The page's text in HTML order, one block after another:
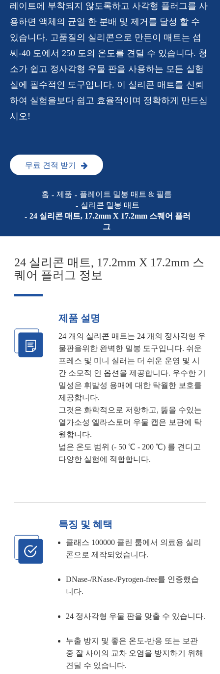
레이트에 부착되지 않도록하고 사각형 플러그를 사
용하면 액체의 균일 한 분배 및 제거를 달성 할 수
있습니다. 고품질의 실리콘으로 만든이 매트는 섭
씨-40 도에서 250 도의 온도를 견딜 수 있습니다. 청
소가 쉽고 정사각형 우물 판을 사용하는 모든 실험
실에 필수적인 도구입니다. 이 실리콘 매트를 신뢰
하여 실험을보다 쉽고 효율적이며 정확하게 만드십
시오!
무료 견적 받기
홈 제품
플레이트 밀봉 매트 & 필름
실리콘 밀봉 매트
24 실리콘 매트, 17.2mm X 17.2mm 스퀘어 플러
그
24 실리콘 매트, 17.2mm X 17.2mm 스
퀘어 플러그 정보
제품 설명
24 개의 실리콘 매트는 24 개의 정사각형 우
물판을위한 완벽한 밀봉 도구입니다. 쉬운
프레스 및 미니 실러는 더 쉬운 운영 및 시
간 소모적 인 옵션을 제공합니다. 우수한 기
밀성은 휘발성 용매에 대한 탁월한 보호를
제공합니다.
그것은 화학적으로 저항하고, 뚫을 수있는
열가소성 엘라스토머 우물 캡은 보관에 탁
월합니다.
넓은 온도 범위 (- 50 ℃ - 200 ℃) 를 견디고
다양한 실험에 적합합니다.
특징 및 혜택
클래스 100000 클린 룸에서 의료용 실리
콘으로 제작되었습니다.
DNase-/RNase-/Pyrogen-free를 인증했습
니다.
24 정사각형 우물 판을 맞출 수 있습니다.
누출 방지 및 좋은 온도-반응 또는 보관
중 잘 사이의 교차 오염을 방지하기 위해
견딜 수 있습니다.